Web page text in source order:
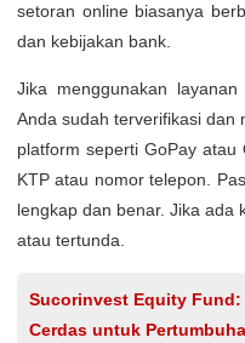
setoran online biasanya
dan kebijakan bank.
Jika menggunakan
Anda sudah terverifikasi dan
platform seperti GoPay atau
KTP atau nomor telepon.
lengkap dan benar. Jika ada
atau tertunda.
Sucorinvest Equity
Cerdas untuk